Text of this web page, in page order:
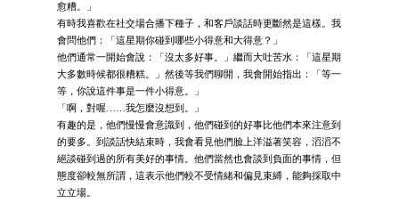
愈糟。」
有時我喜歡在社交場合播下種子，和客戶談話時更斷然是這樣。我
會問他們：「這星期你碰到哪些小得意和大得意？」
他們通常一開始會說：「沒太多好事。」繼而大吐苦水：「這星期
大多數時候都很糟糕。」然後等我們聊開，我會開始指出：「等一
等，你說這件事是一件小得意。」
「啊，對喔……我怎麼沒想到。」
有趣的是，他們慢慢會意識到，他們碰到的好事比他們本來注意到
的要多。到談話快結束時，我會看見他們臉上洋溢著笑容，滔滔不
絕談碰到過的所有美好的事情。他們當然也會談到負面的事情，但
態度卻較無所謂，這表示他們較不受情緒和偏見束縛，能夠採取中
立立場。